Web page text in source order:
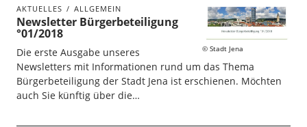
Stadt Jena
AKTUELLES ALLGEMEIN
Newsletter Bürgerbeteiligung
°01/2018
Die erste Ausgabe unseres
Newsletters mit Informationen rund um das Thema
Bürgerbeteiligung der Stadt Jena ist erschienen. Möchten
auch Sie künftig über die…